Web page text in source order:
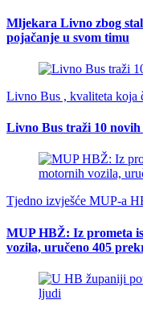
Mljekara Livno zbog
pojačanje u svom timu
Livno Bus , kvaliteta koja
Livno Bus traži 10 novih
Tjedno izvješće MUP-a
MUP HBŽ: Iz prometa
vozila, uručeno 405